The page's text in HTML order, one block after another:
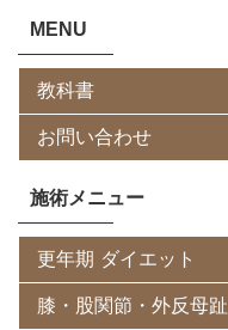
MENU
教科書
お問い合わせ
施術メニュー
更年期 ダイエット
膝・股関節・外反母趾